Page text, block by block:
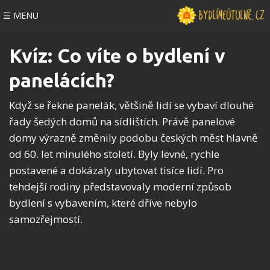
☰ MENU
Kvíz: Co víte o bydlení v
panelácích?
Když se řekne panelák, většině lidí se vybaví dlouhé
řady šedých domů na sídlištích. Právě panelové
domy výrazně změnily podobu českých měst hlavně
od 60. let minulého století. Byly levné, rychle
postavené a dokázaly ubytovat tisíce lidí. Pro
tehdejší rodiny představovaly moderní způsob
bydlení s vybavením, které dříve nebylo
samozřejmostí.